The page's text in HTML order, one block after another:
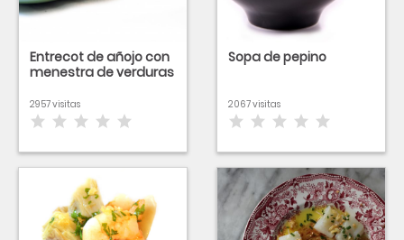
Entrecot de añojo con
menestra de verduras
2957 visitas
Sopa de pepino
2067 visitas